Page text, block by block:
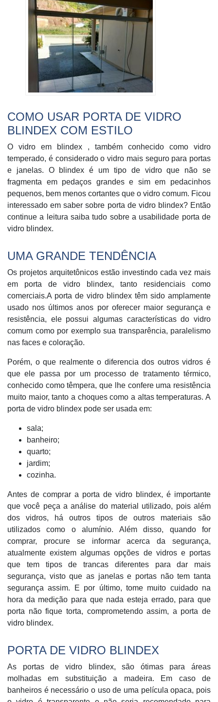
COMO USAR PORTA DE VIDRO
BLINDEX COM ESTILO
O vidro em blindex , também conhecido como vidro
temperado, é considerado o vidro mais seguro para portas
e janelas. O blindex é um tipo de vidro que não se
fragmenta em pedaços grandes e sim em pedacinhos
pequenos, bem menos cortantes que o vidro comum. Ficou
interessado em saber sobre porta de vidro blindex? Então
continue a leitura saiba tudo sobre a usabilidade porta de
vidro blindex.
UMA GRANDE TENDÊNCIA
Os projetos arquitetônicos estão investindo cada vez mais
em porta de vidro blindex, tanto residenciais como
comerciais.A porta de vidro blindex têm sido amplamente
usado nos últimos anos por oferecer maior segurança e
resistência, ele possui algumas características do vidro
comum como por exemplo sua transparência, paralelismo
nas faces e coloração.
Porém, o que realmente o diferencia dos outros vidros é
que ele passa por um processo de tratamento térmico,
conhecido como têmpera, que lhe confere uma resistência
muito maior, tanto a choques como a altas temperaturas. A
porta de vidro blindex pode ser usada em:
sala;
banheiro;
quarto;
jardim;
cozinha.
Antes de comprar a porta de vidro blindex, é importante
que você peça a análise do material utilizado, pois além
dos vidros, há outros tipos de outros materiais são
utilizados como o alumínio. Além disso, quando for
comprar, procure se informar acerca da segurança,
atualmente existem algumas opções de vidros e portas
que tem tipos de trancas diferentes para dar mais
segurança, visto que as janelas e portas não tem tanta
segurança assim. E por último, tome muito cuidado na
hora da medição para que nada esteja errado, para que
porta não fique torta, comprometendo assim, a porta de
vidro blindex.
PORTA DE VIDRO BLINDEX
As portas de vidro blindex, são ótimas para áreas
molhadas em substituição a madeira. Em caso de
banheiros é necessário o uso de uma película opaca, pois